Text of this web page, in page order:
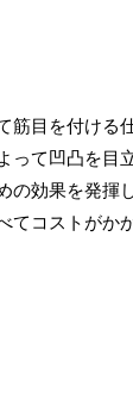
筋目を付ける
って凹凸を目
の効果を発揮
てコストがか